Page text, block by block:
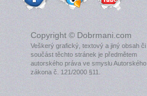
Copyright © Dobrmani.com
Veškerý grafický, textový a jiný obsah či
součást těchto stránek je předmětem
autorského práva ve smyslu Autorského
zákona č. 121/2000 §11.